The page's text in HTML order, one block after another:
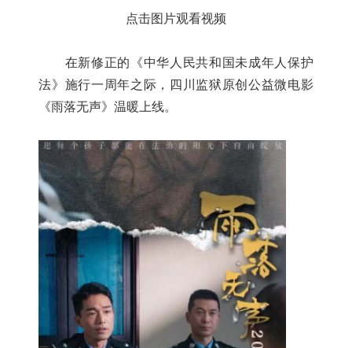
点击图片观看视频
在新修正的《中华人民共和国未成年人保护
法》施行一周年之际，四川监狱原创公益微电影
《雨落无声》温暖上线。